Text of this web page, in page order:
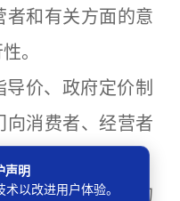
者和有关方面的意
。
价、政府定价制
向消费者、经营者
价、政府定价的
声明
以改进用户体验。